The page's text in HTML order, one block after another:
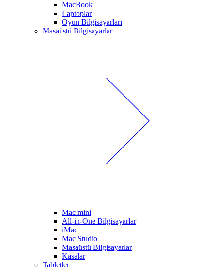
MacBook
Laptoplar
Oyun Bilgisayarları
Masaüstü Bilgisayarlar
Mac mini
All-in-One Bilgisayarlar
iMac
Mac Studio
Masaüstü Bilgisayarlar
Kasalar
Tabletler